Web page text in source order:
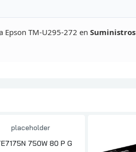
Epson TM-U295-272 en Suministros
750W 80 P G